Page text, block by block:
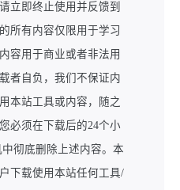
立即终止使用并反馈到
所有内容仅限用于学习
容用于商业或者非法用
者自负，我们不保证内
本站工具或内容，随之
必须在下载后的24个小
彻底删除上述内容。本
下载使用本站任何工具/